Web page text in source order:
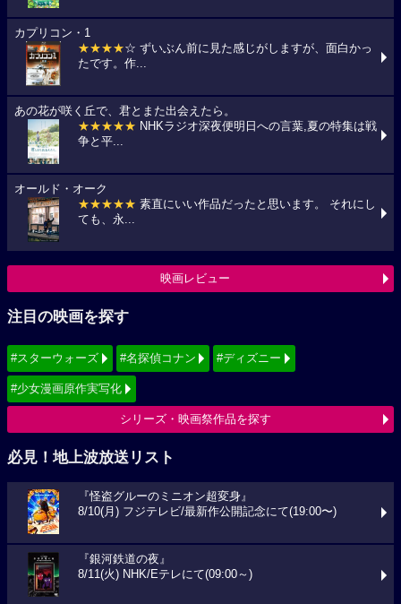
カプリコン・1
★★★★☆ ずいぶん前に見た感じがしますが、面白かっ
たです。作...
あの花が咲く丘で、君とまた出会えたら。
★★★★★ NHKラジオ深夜便明日への言葉,夏の特集は戦
争と平...
オールド・オーク
★★★★★ 素直にいい作品だったと思います。 それにし
ても、永...
映画レビュー
注目の映画を探す
#スターウォーズ #名探偵コナン #ディズニー
#少女漫画原作実写化
シリーズ・映画祭作品を探す
必見！地上波放送リスト
『怪盗グルーのミニオン超変身』
8/10(月) フジテレビ/最新作公開記念にて(19:00〜)
『銀河鉄道の夜』
8/11(火) NHK/Eテレにて(09:00～)